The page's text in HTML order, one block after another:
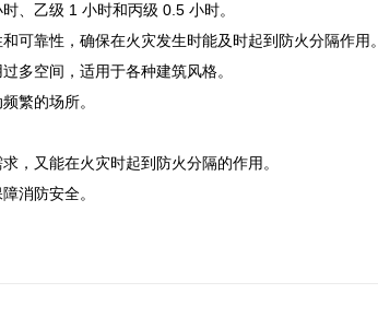
、乙级 1 小时和丙级 0.5 小时。
可靠性，确保在火灾发生时能及时起到防火分隔作用。
多空间，适用于各种建筑风格。
繁的场所。
，又能在火灾时起到防火分隔的作用。
消防安全。